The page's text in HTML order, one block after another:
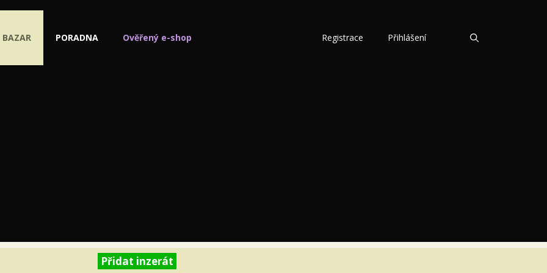
BAZAR PORADNA Ověřený e-shop Registrace Přihlášení
Přidat inzerát